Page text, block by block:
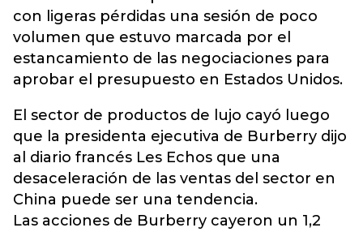
con ligeras pérdidas una sesión de poco
volumen que estuvo marcada por el
estancamiento de las negociaciones para
aprobar el presupuesto en Estados Unidos.
El sector de productos de lujo cayó luego
que la presidenta ejecutiva de Burberry dijo
al diario francés Les Echos que una
desaceleración de las ventas del sector en
China puede ser una tendencia.
Las acciones de Burberry cayeron un 1,2